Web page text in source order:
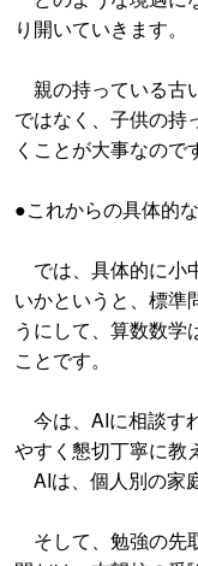
り開いていきます。
親の持っている古
ではなく、子供の持
くことが大事なので
●これからの具体的
では、具体的に小
いかというと、標準
うにして、算数数学
ことです。
今は、AIに相談す
やすく懇切丁寧に教
AIは、個人別の家
そして、勉強の先